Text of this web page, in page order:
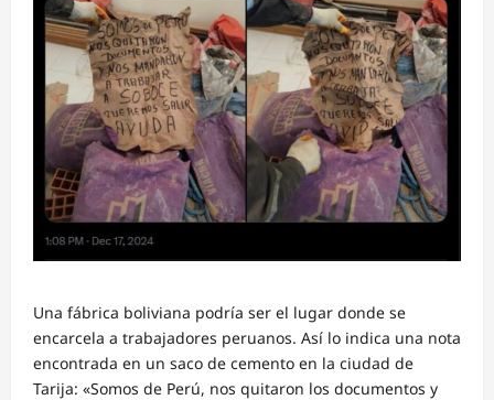
Una fábrica boliviana podría ser el lugar donde se
encarcela a trabajadores peruanos. Así lo indica una nota
encontrada en un saco de cemento en la ciudad de
Tarija: «Somos de Perú, nos quitaron los documentos y